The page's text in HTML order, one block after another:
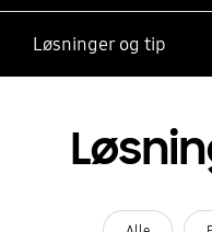
Løsninger og tip